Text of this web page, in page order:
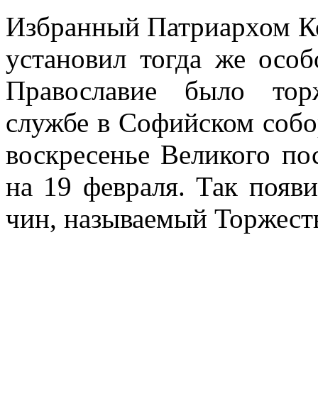
Избранный Патриархом
установил тогда же
Православие было
службе в Софийском
воскресенье Великого
на 19 февраля. Так
чин, называемый